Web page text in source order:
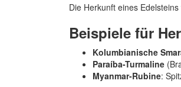
Die Herkunft eines
Beispiele für
Kolumbianische
Paraíba-Turmaline
Myanmar-Rubine: